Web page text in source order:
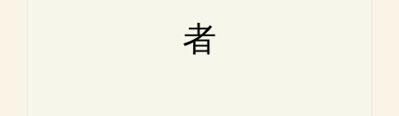
者